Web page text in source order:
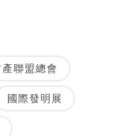
聯盟總會
國際發明展